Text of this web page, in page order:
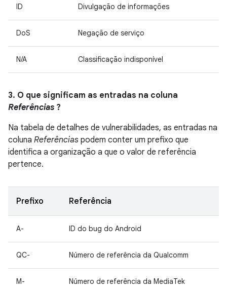
ID Divulgação de informações
DoS Negação de serviço
N/A Classificação indisponível
3. O que significam as entradas na coluna
Referências ?
Na tabela de detalhes de vulnerabilidades, as entradas na
coluna Referências podem conter um prefixo que
identifica a organização a que o valor de referência
pertence.
Prefixo Referência
A- ID do bug do Android
QC- Número de referência da Qualcomm
M- Número de referência da MediaTek